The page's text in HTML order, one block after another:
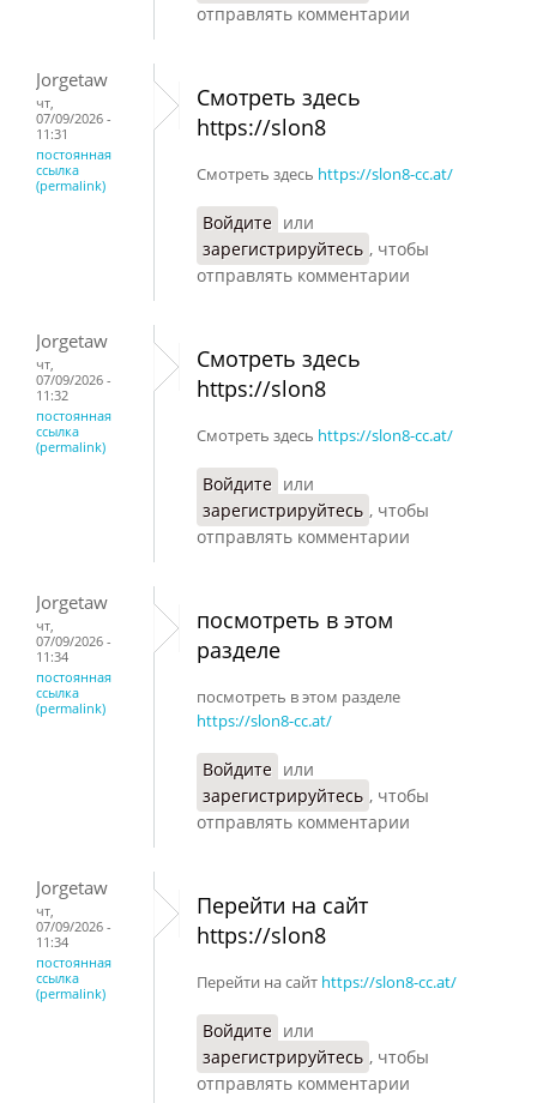
отправлять комментарии
Jorgetaw
чт,
07/09/2026 -
11:31
постоянная
ссылка
(permalink)
Смотреть здесь
https://slon8
Смотреть здесь https://slon8-cc.at/
Войдите или
зарегистрируйтесь , чтобы
отправлять комментарии
Jorgetaw
чт,
07/09/2026 -
11:32
постоянная
ссылка
(permalink)
Смотреть здесь
https://slon8
Смотреть здесь https://slon8-cc.at/
Войдите или
зарегистрируйтесь , чтобы
отправлять комментарии
Jorgetaw
чт,
07/09/2026 -
11:34
постоянная
ссылка
(permalink)
посмотреть в этом
разделе
посмотреть в этом разделе
https://slon8-cc.at/
Войдите или
зарегистрируйтесь , чтобы
отправлять комментарии
Jorgetaw
чт,
07/09/2026 -
11:34
постоянная
ссылка
(permalink)
Перейти на сайт
https://slon8
Перейти на сайт https://slon8-cc.at/
Войдите или
зарегистрируйтесь , чтобы
отправлять комментарии